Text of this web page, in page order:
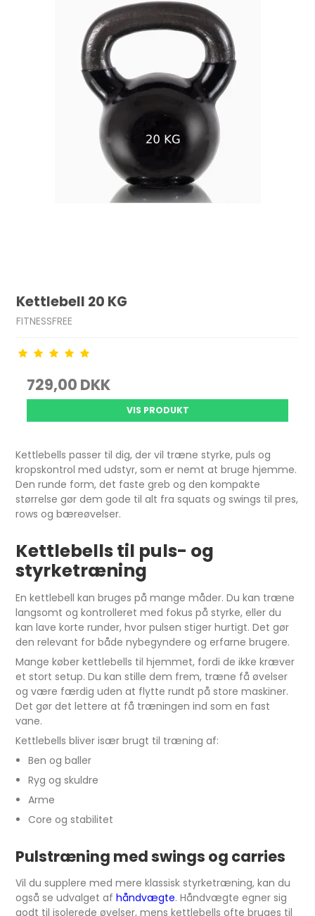
Kettlebell 20 KG
FITNESSFREE
729,00 DKK
VIS PRODUKT
Kettlebells passer til dig, der vil træne styrke, puls og
kropskontrol med udstyr, som er nemt at bruge hjemme.
Den runde form, det faste greb og den kompakte
størrelse gør dem gode til alt fra squats og swings til pres,
rows og bæreøvelser.
Kettlebells til puls- og
styrketræning
En kettlebell kan bruges på mange måder. Du kan træne
langsomt og kontrolleret med fokus på styrke, eller du
kan lave korte runder, hvor pulsen stiger hurtigt. Det gør
den relevant for både nybegyndere og erfarne brugere.
Mange køber kettlebells til hjemmet, fordi de ikke kræver
et stort setup. Du kan stille dem frem, træne få øvelser
og være færdig uden at flytte rundt på store maskiner.
Det gør det lettere at få træningen ind som en fast
vane.
Kettlebells bliver især brugt til træning af:
Ben og baller
Ryg og skuldre
Arme
Core og stabilitet
Pulstræning med swings og carries
Vil du supplere med mere klassisk styrketræning, kan du
også se udvalget afhåndvægte. Håndvægte egner sig
godt til isolerede øvelser, mens kettlebells ofte bruges til